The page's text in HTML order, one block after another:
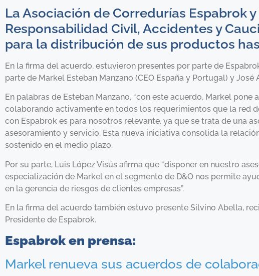
La Asociación de Corredurías Espabrok
Responsabilidad Civil, Accidentes y
para la distribución de sus productos
En la firma del acuerdo, estuvieron presentes por parte de
parte de Markel Esteban Manzano (CEO España y Portugal) y
En palabras de Esteban Manzano, “con este acuerdo, Markel
colaborando activamente en todos los requerimientos que la red
con Espabrok es para nosotros relevante, ya que se trata de una
asesoramiento y servicio. Esta nueva iniciativa consolida la
sostenido en el medio plazo.
Por su parte, Luis López Visús afirma que “disponer en nuestro
especialización de Markel en el segmento de D&O nos permite
en la gerencia de riesgos de clientes empresas”.
En la firma del acuerdo también estuvo presente Silvino Abella,
Presidente de Espabrok.
Espabrok en prensa:
Markel renueva sus acuerdos de